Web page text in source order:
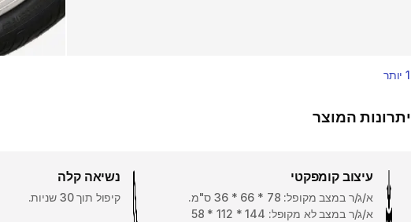
1 יותר
יתרונות המוצר
עיצוב קומפקטי
א/ג/ר במצב מקופל: 78 * ‏66 * ‏36 ס"מ.
א/ג/ר במצב לא מקופל: 144 * 112 * 58
נשיאה קלה
קיפול תוך 30 שניות.